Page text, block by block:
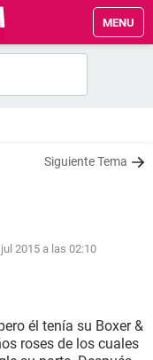
MENU
Siguiente Tema
2015 a las 02:10
él tenía su Boxer &
roses de los cuales